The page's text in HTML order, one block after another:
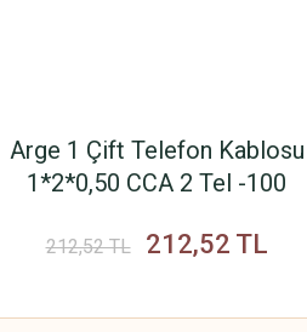
Arge 1 Çift Telefon Kablosu
1*2*0,50 CCA 2 Tel -100
212,52 TL 212,52 TL